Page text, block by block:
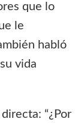
que lo
le
habló
vida
“¿Por